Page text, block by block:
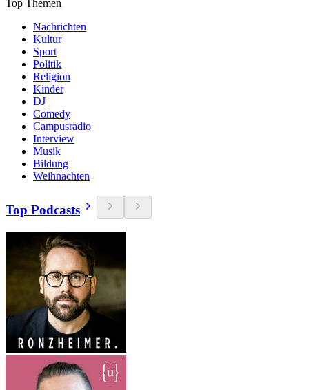
Top Themen
Nachrichten
Kultur
Sport
Politik
Religion
Kinder
DJ
Comedy
Campusradio
Interview
Musik
Bildung
Weihnachten
Top Podcasts